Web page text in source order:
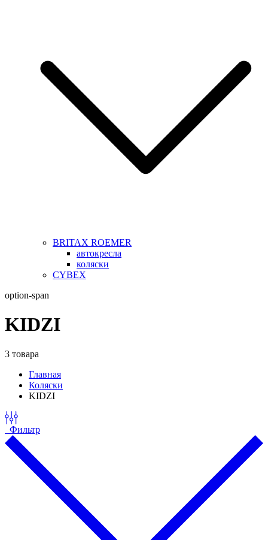
BRITAX ROEMER
автокресла
коляски
CYBEX
option-span
KIDZI
3 товара
Главная
Коляски
KIDZI
Фильтр